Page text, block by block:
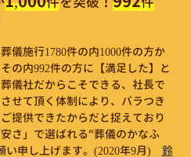
儀施行1780件の内1000件の方か
の内992件の方に【満足した】と
儀社だからこそできる、社長で
せて頂く体制により、バラつき
提供できたからだと捉えており
さ」で選ばれる“葬儀のかなふ
申し上げます。 (2020年9月)
鈴